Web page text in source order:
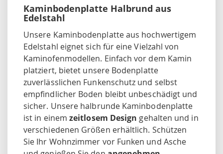
Kaminbodenplatte Halbrund aus
Edelstahl
Unsere Kaminbodenplatte aus hochwertigem
Edelstahl eignet sich für eine Vielzahl von
Kaminofenmodellen. Einfach vor dem Kamin
platziert, bietet unsere Bodenplatte
zuverlässlichen Funkenschutz und selbst
empfindlicher Boden bleibt unbeschädigt und
sicher. Unsere halbrunde Kaminbodenplatte
ist in einemzeitlosem Design gehalten und in
verschiedenen Größen erhältlich. Schützen
Sie Ihr Wohnzimmer vor Funken und Asche